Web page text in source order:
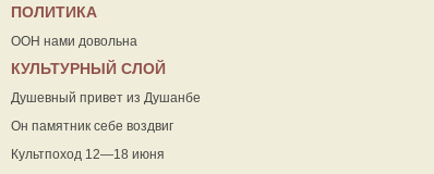
ПОЛИТИКА
ООН нами довольна
КУЛЬТУРНЫЙ СЛОЙ
Душевный привет из Душанбе
Он памятник себе воздвиг
Культпоход 12—18 июня